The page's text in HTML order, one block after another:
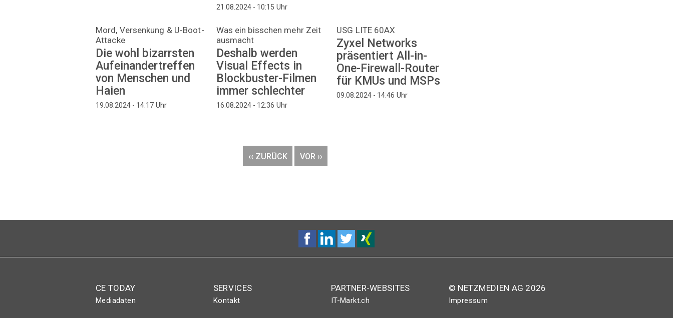
21.08.2024 - 10:15 Uhr
Mord, Versenkung & U-Boot-
Attacke
Die wohl bizarrsten
Aufeinandertreffen
von Menschen und
Haien
19.08.2024 - 14:17 Uhr
Was ein bisschen mehr Zeit
ausmacht
Deshalb werden
Visual Effects in
Blockbuster-Filmen
immer schlechter
16.08.2024 - 12:36 Uhr
USG LITE 60AX
Zyxel Networks
präsentiert All-in-
One-Firewall-Router
für KMUs und MSPs
09.08.2024 - 14:46 Uhr
VORHERIGE
SEITE
‹‹ ZURÜCK
NÄCHSTE
SEITE
VOR ››
CE TODAY
Mediadaten
SERVICES
Kontakt
PARTNER-WEBSITES
IT-Markt.ch
© NETZMEDIEN AG 2026
Impressum